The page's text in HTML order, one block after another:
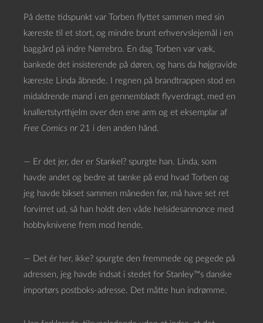
På dette tidspunkt var Torben flyttet sammen med sin
kæreste til et stort, og mindre brunt erhvervslejemål i en
baggård på indre Nørrebro. En dag Torben var væk,
bankede det insisterende på døren, og hans da højgravide
kæreste Linda åbnede. I regnen på brandtrappen stod en
midaldrende mand i en gennemblødt flyverdragt, med en
knallertstyrthjelm over den ene arm og et eksemplar af
Free Comics nr 21 i den anden hånd.
— Er det jer, der er Stankel? spurgte han. Linda, som
havde andet og bedre at tænke på end hvad Torben og
jeg havde bikset sammen måneden før, må have set ret
forvirret ud, så han holdt den våde helsidesannonce med
hobbyknivene frem mod hende.
— Det ér her, ikke? spurgte den fremmede og pegede på
adressen, jeg havde indsat i stedet for Stanley™s danske
importørs postboks-adresse. Det måtte hun indrømme.